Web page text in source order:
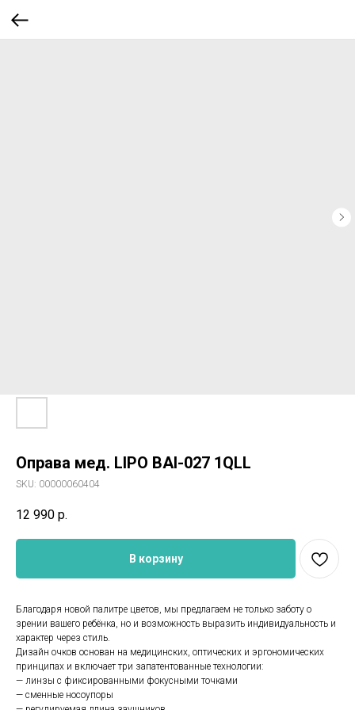
Оправа мед. LIPO BAI-027 1QLL
SKU: 00000060404
12 990 р.
В корзину
Благодаря новой палитре цветов, мы предлагаем не только заботу о
зрении вашего ребёнка, но и возможность выразить индивидуальность и
характер через стиль.
Дизайн очков основан на медицинских, оптических и эргономических
принципах и включает три запатентованные технологии:
— линзы с фиксированными фокусными точками
— сменные носоупоры